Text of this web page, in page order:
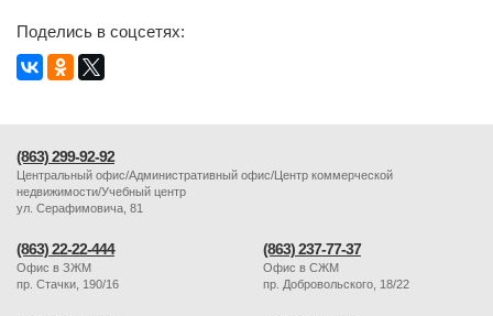
Поделись в соцсетях:
(863) 299-92-92
Центральный офис/Административный офис/Центр коммерческой
недвижимости/Учебный центр
ул. Серафимовича, 81
(863) 22-22-444
Офис в ЗЖМ
пр. Стачки, 190/16
(863) 237-77-37
Офис в СЖМ
пр. Добровольского, 18/22